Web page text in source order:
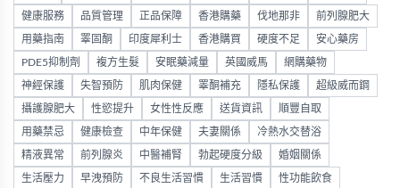
健康服務 品質管理 正品保障 香港購藥 伐地那非 前列腺肥大
用藥指南 睪固酮 印度犀利士 香港購買 硬度不足 安心藥房
PDE5抑制劑 複方生髮 安眠藥減量 英國威馬 網購藥物
神經保護 失智預防 肌肉保健 睪酮補充 隱私保護 超級威而鋼
攝護腺肥大 性慾提升 女性性反應 送貨資訊 順豐自取
用藥禁忌 健康檢查 中年保健 夫妻關係 冷熱水交替浴
精液異常 前列腺炎 中醫補腎 勃起硬度分級 婚姻關係
生活壓力 早洩預防 不良生活習慣 生活習慣 性功能飲食